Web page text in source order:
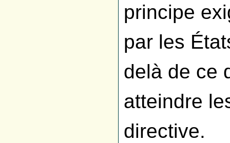
principe
par les
delà de ce
atteindre
directive.